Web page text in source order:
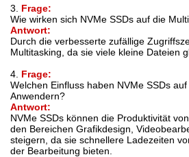
3. Frage:
Wie wirken sich NVMe SSDs auf die
Antwort:
Durch die verbesserte zufällige
Multitasking, da sie viele kleine Dateien
4. Frage:
Welchen Einfluss haben NVMe SSDs
Anwendern?
Antwort:
NVMe SSDs können die Produktivität
den Bereichen Grafikdesign,
steigern, da sie schnellere Ladezeiten
der Bearbeitung bieten.